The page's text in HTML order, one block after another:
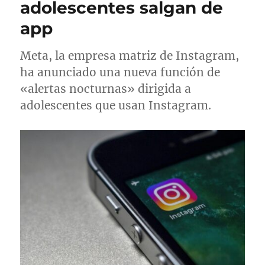
l
adolescentes salgan de
app
Meta, la empresa matriz de Instagram,
ha anunciado una nueva función de
«alertas nocturnas» dirigida a
adolescentes que usan Instagram.